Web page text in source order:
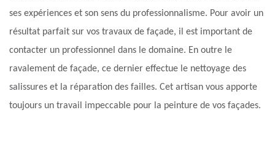
ses expériences et son sens du professionnalisme. Pour avoir un
résultat parfait sur vos travaux de façade, il est important de
contacter un professionnel dans le domaine. En outre le
ravalement de façade, ce dernier effectue le nettoyage des
salissures et la réparation des failles. Cet artisan vous apporte
toujours un travail impeccable pour la peinture de vos façades.